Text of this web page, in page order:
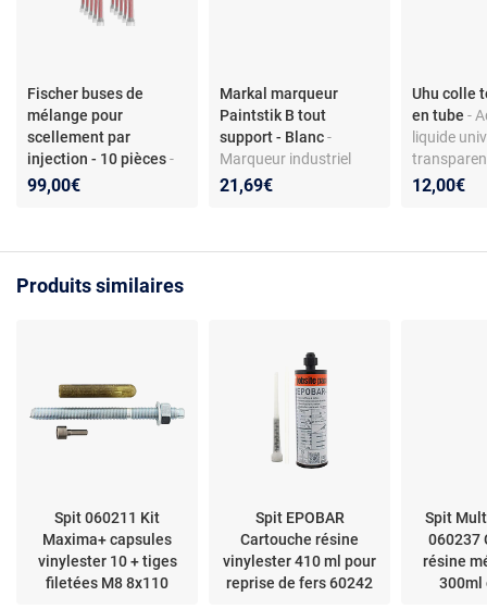
Fischer buses de
mélange pour
scellement par
injection - 10 pièces-
Buses mélangeuses
compatible systèmes
99,00€
Markal marqueur
Paintstik B tout
support - Blanc-
Marqueur industriel
tout support - Traçage
21,69€
Uhu colle
en tube-
liquide
rapide –
12,00€
Produits similaires
Spit 060211 Kit
Maxima+ capsules
vinylester 10 + tiges
filetées M8 8x110
Spit EPOBAR
Cartouche résine
vinylester 410 ml pour
reprise de fers 60242
Spit
060237
résine
300ml